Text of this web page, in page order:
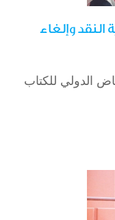
النقد وإلغاء
الدولي للكتاب